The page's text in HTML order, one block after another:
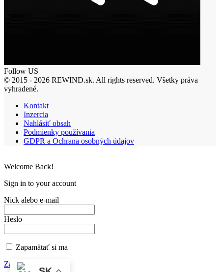
Follow US
© 2015 - 2026 REWIND.sk. All rights reserved. Všetky práva
vyhradené.
Kontakt
Inzercia
Nahlásiť obsah
Podmienky používania
GDPR a Ochrana osobných údajov
Welcome Back!
Sign in to your account
Nick alebo e-mail
Heslo
Zapamätať si ma
Zabudnuté heslo?